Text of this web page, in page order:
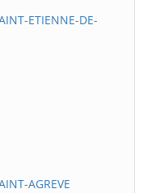
ETIENNE-DE-
AGREVE